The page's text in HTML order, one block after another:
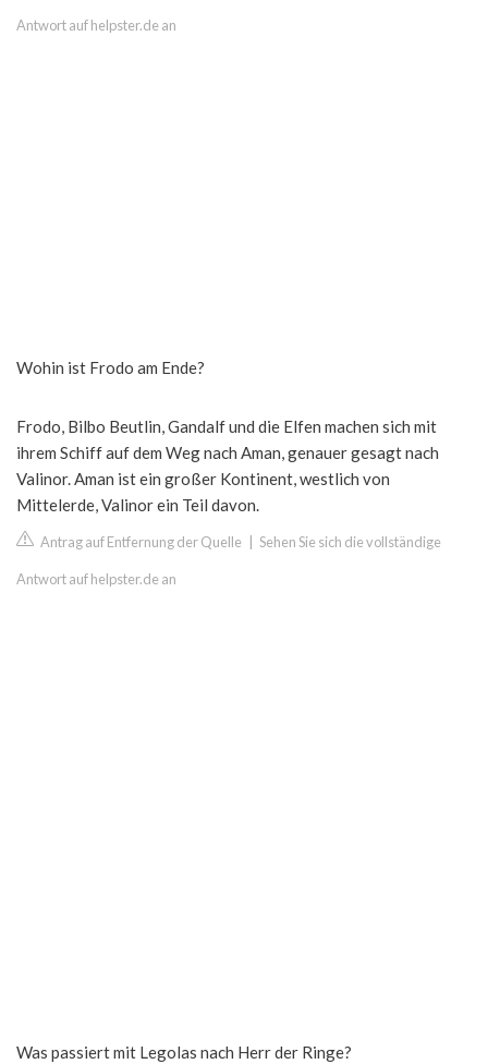
Antwort auf helpster.de an
Wohin ist Frodo am Ende?
Frodo, Bilbo Beutlin, Gandalf und die Elfen machen sich mit
ihrem Schiff auf dem Weg nach Aman, genauer gesagt nach
Valinor. Aman ist ein großer Kontinent, westlich von
Mittelerde, Valinor ein Teil davon.
Antrag auf Entfernung der Quelle Sehen Sie sich die vollständige
Antwort auf helpster.de an
Was passiert mit Legolas nach Herr der Ringe?